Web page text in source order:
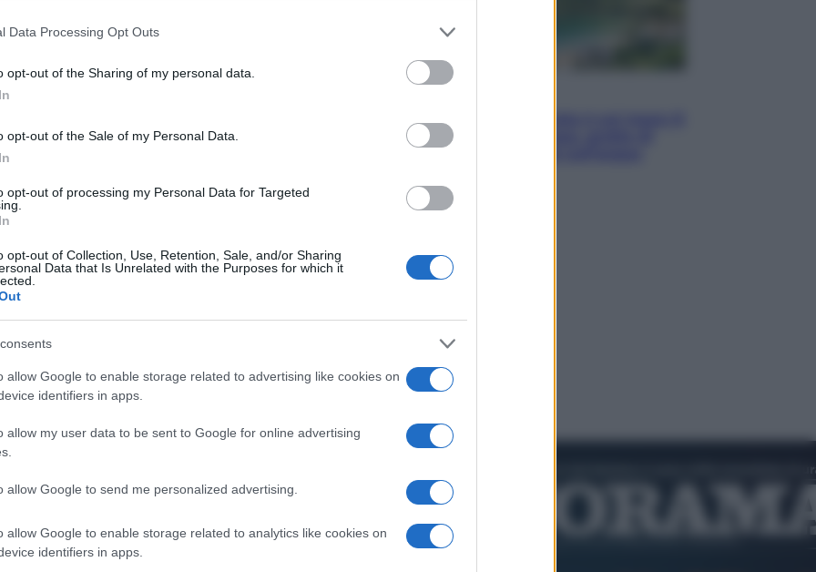
including but not limited to your visit or usage behaviour. You may click to grant or
to Google and its third-party tags to use your data for below specified purposes
consent section.
Data Processing Opt Outs
opt-out of the Sharing of my personal data.
opt-out of the Sale of my Personal Data.
opt-out of processing my Personal Data for Targeted
opt-out of Collection, Use, Retention, Sale, and/or Sharing
Data that Is Unrelated with the Purposes for which it
allow Google to enable storage related to advertising like cookies on
identifiers in apps.
allow my user data to be sent to Google for online advertising
allow Google to send me personalized advertising.
allow Google to enable storage related to analytics like cookies on
identifiers in apps.
41-bis, ha scritto una lettera in cui annuncia le sue
è quello di essere accusato di dare o
sorveglianza avevo comunque la censura e
riviste anarchiche, mi era permesso di leggere,
far capire al mondo cosa sia veramente 41-bis,
La lettera è stata scritta mentre l’anarchico
tra gli altri il professor Luigi Manconi e la
in un altro passaggio del testo che ha superato
e che i 750 che subiscono da decenni il 41-
vissuta, qualunque cosa abbiano fatto. Amo la
non vita senza speranza».
“È uno scritto passato per la censura, la difesa
il detenuto al 41-bis non può fornire
un soggetto a cui è stata tagliata la lingua o la
La Thailandia segreta è sul mare: 8
luoghi tra delfini rosa, grotte di